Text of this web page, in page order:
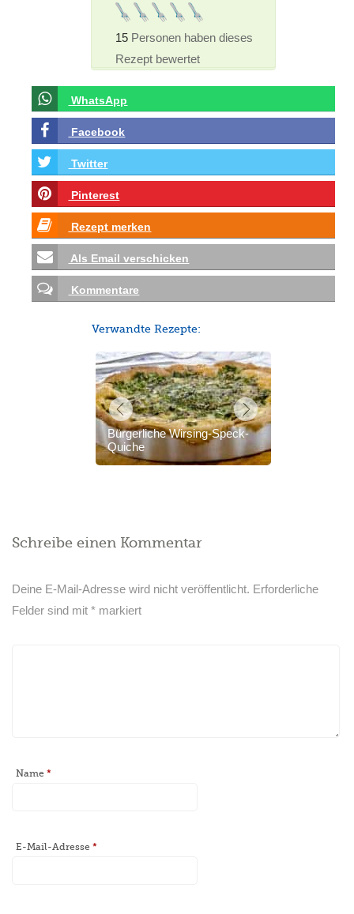
15 Personen haben dieses
Rezept bewertet
WhatsApp
Facebook
Twitter
Pinterest
Rezept merken
Als Email verschicken
Kommentare
Verwandte Rezepte:
Bürgerliche Wirsing-Speck-
Quiche
Schreibe einen Kommentar
Deine E-Mail-Adresse wird nicht veröffentlicht. Erforderliche
Felder sind mit* markiert
Name*
E-Mail-Adresse*